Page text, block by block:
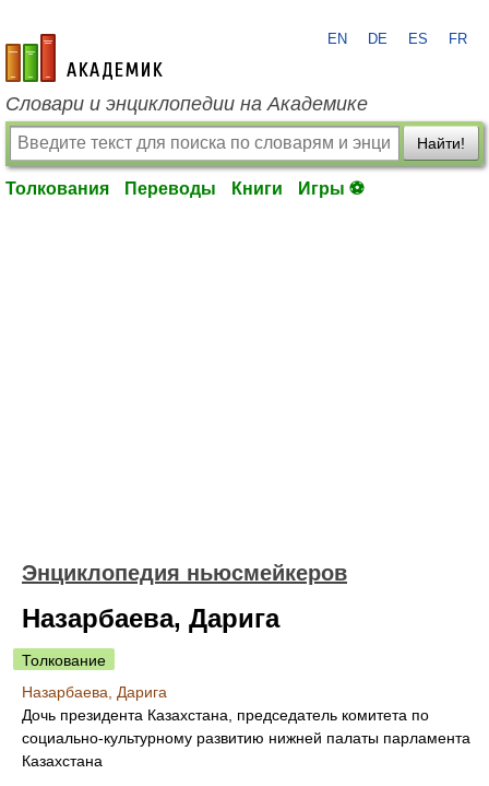
academic.ru
EN DE ES FR
Словари и энциклопедии на Академике
Найти!
Толкования Переводы Книги Игры ⚽
Энциклопедия ньюсмейкеров
Назарбаева, Дарига
Толкование
Назарбаева, Дарига
Дочь президента Казахстана, председатель комитета по
социально-культурному развитию нижней палаты парламента
Казахстана